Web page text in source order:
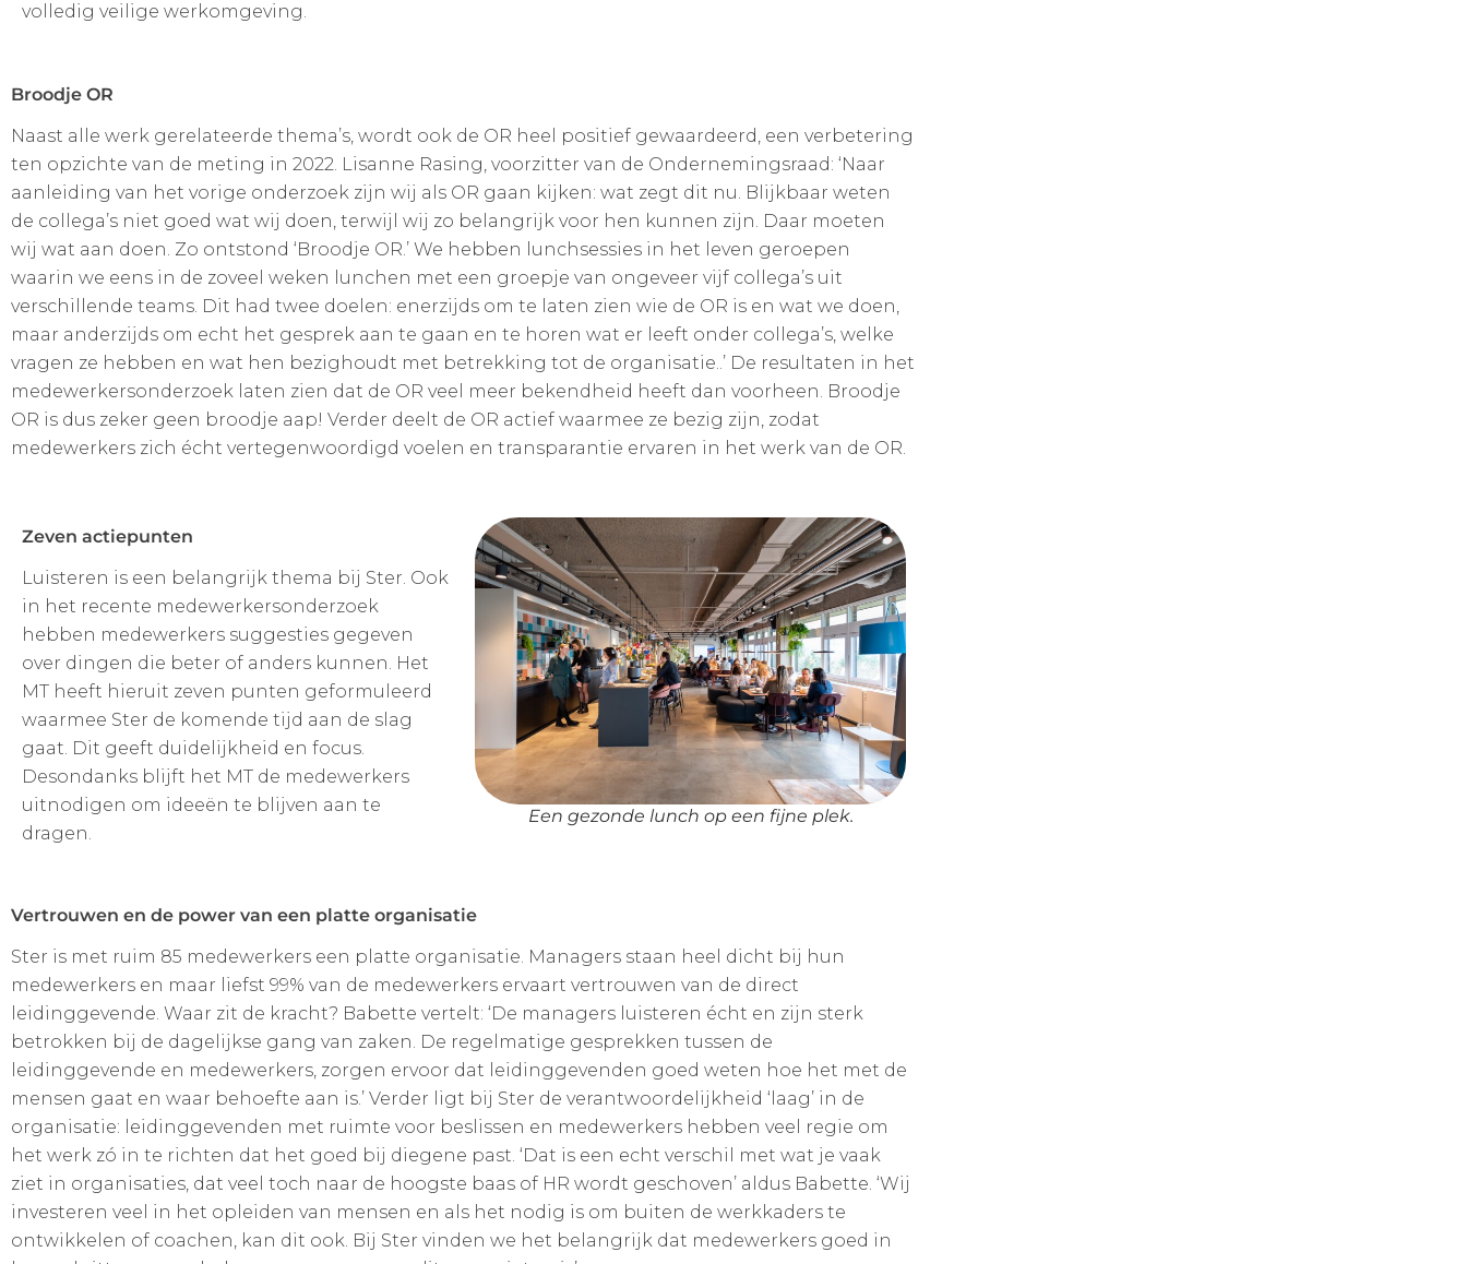
volledig veilige werkomgeving.
Broodje OR
Naast alle werk gerelateerde thema’s, wordt ook de OR heel positief gewaardeerd, een verbetering
ten opzichte van de meting in 2022. Lisanne Rasing, voorzitter van de Ondernemingsraad: ‘Naar
aanleiding van het vorige onderzoek zijn wij als OR gaan kijken: wat zegt dit nu. Blijkbaar weten
de collega’s niet goed wat wij doen, terwijl wij zo belangrijk voor hen kunnen zijn. Daar moeten
wij wat aan doen. Zo ontstond ‘Broodje OR.’ We hebben lunchsessies in het leven geroepen
waarin we eens in de zoveel weken lunchen met een groepje van ongeveer vijf collega’s uit
verschillende teams. Dit had twee doelen: enerzijds om te laten zien wie de OR is en wat we doen,
maar anderzijds om echt het gesprek aan te gaan en te horen wat er leeft onder collega’s, welke
vragen ze hebben en wat hen bezighoudt met betrekking tot de organisatie..’ De resultaten in het
medewerkersonderzoek laten zien dat de OR veel meer bekendheid heeft dan voorheen. Broodje
OR is dus zeker geen broodje aap! Verder deelt de OR actief waarmee ze bezig zijn, zodat
medewerkers zich écht vertegenwoordigd voelen en transparantie ervaren in het werk van de OR.
Zeven actiepunten
Luisteren is een belangrijk thema bij Ster. Ook
in het recente medewerkersonderzoek
hebben medewerkers suggesties gegeven
over dingen die beter of anders kunnen. Het
MT heeft hieruit zeven punten geformuleerd
waarmee Ster de komende tijd aan de slag
gaat. Dit geeft duidelijkheid en focus.
Desondanks blijft het MT de medewerkers
uitnodigen om ideeën te blijven aan te
dragen.
Een gezonde lunch op een fijne plek.
Vertrouwen en de power van een platte organisatie
Ster is met ruim 85 medewerkers een platte organisatie. Managers staan heel dicht bij hun
medewerkers en maar liefst 99% van de medewerkers ervaart vertrouwen van de direct
leidinggevende. Waar zit de kracht? Babette vertelt: ‘De managers luisteren écht en zijn sterk
betrokken bij de dagelijkse gang van zaken. De regelmatige gesprekken tussen de
leidinggevende en medewerkers, zorgen ervoor dat leidinggevenden goed weten hoe het met de
mensen gaat en waar behoefte aan is.’ Verder ligt bij Ster de verantwoordelijkheid ‘laag’ in de
organisatie: leidinggevenden met ruimte voor beslissen en medewerkers hebben veel regie om
het werk zó in te richten dat het goed bij diegene past. ‘Dat is een echt verschil met wat je vaak
ziet in organisaties, dat veel toch naar de hoogste baas of HR wordt geschoven’ aldus Babette. ‘Wij
investeren veel in het opleiden van mensen en als het nodig is om buiten de werkkaders te
ontwikkelen of coachen, kan dit ook. Bij Ster vinden we het belangrijk dat medewerkers goed in